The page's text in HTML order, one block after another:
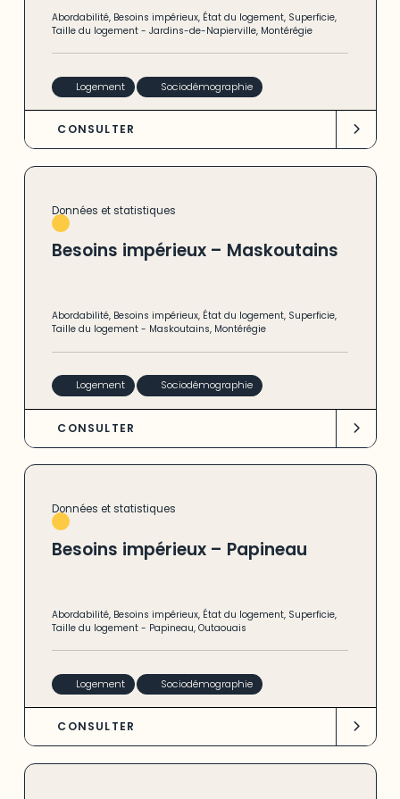
Abordabilité, Besoins impérieux, État du logement, Superficie,
Taille du logement -Jardins-de-Napierville, Montérégie
Logement Sociodémographie
CONSULTER
Données et statistiques
Besoins impérieux – Maskoutains
Abordabilité, Besoins impérieux, État du logement, Superficie,
Taille du logement - Maskoutains, Montérégie
Logement Sociodémographie
CONSULTER
Données et statistiques
Besoins impérieux – Papineau
Abordabilité, Besoins impérieux, État du logement, Superficie,
Taille du logement - Papineau,Outaouais
Logement Sociodémographie
CONSULTER